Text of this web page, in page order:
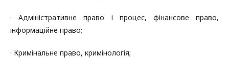
· Адміністративне право і процес, фінансове право,
інформаційне право;
· Кримінальне право, кримінологія;